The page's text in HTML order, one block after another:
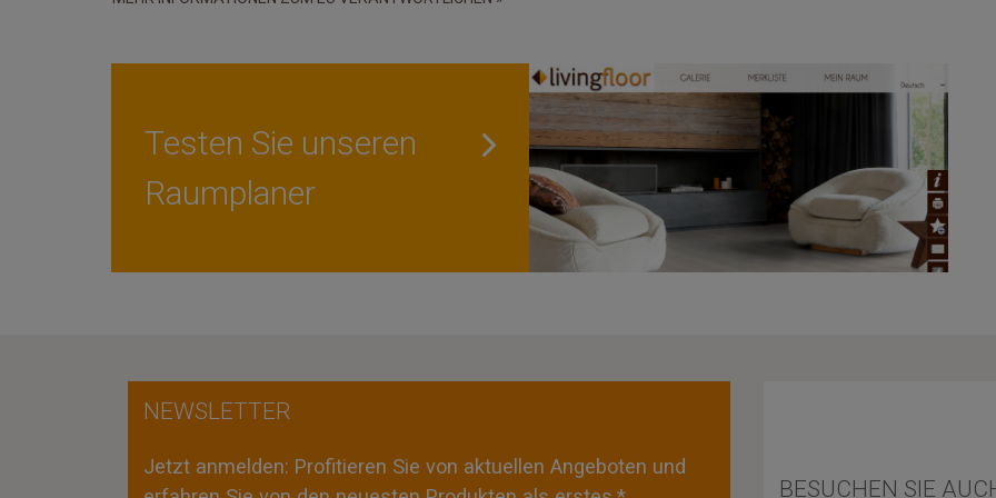
Testen Sie unseren
Raumplaner
NEWSLETTER
Jetzt anmelden: Profitieren Sie von aktuellen Angeboten und
BESUCHEN SIE